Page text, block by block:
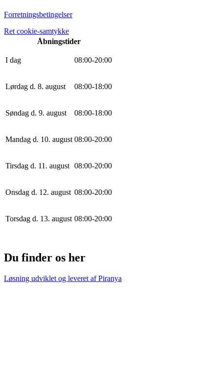
Forretningsbetingelser
Ret cookie-samtykke
Åbningstider
I dag 08:00-20:00
Lørdag d. 8. august 08:00-18:00
Søndag d. 9. august 08:00-18:00
Mandag d. 10. august 08:00-20:00
Tirsdag d. 11. august 08:00-20:00
Onsdag d. 12. august 08:00-20:00
Torsdag d. 13. august 08:00-20:00
Du finder os her
Løsning udviklet og leveret afPiranya